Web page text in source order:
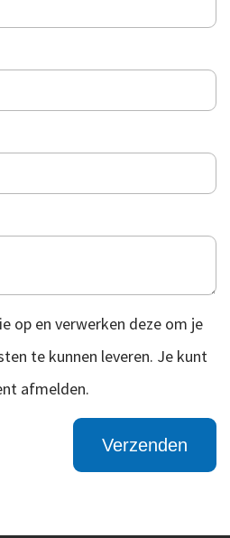
op en verwerken deze om je
te kunnen leveren. Je kunt
afmelden.